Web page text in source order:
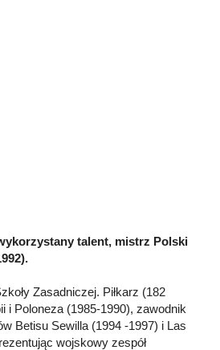
talent, mistrz Polski
Zasadniczej. Piłkarz (182
i Poloneza (1985-1990), zawodnik
Betisu Sewilla (1994 -1997) i Las
wojskowy zespół